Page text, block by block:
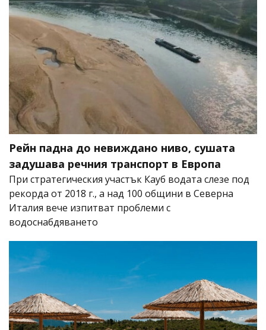
Рейн падна до невиждано ниво, сушата
задушава речния транспорт в Европа
При стратегическия участък Кауб водата слезе под
рекорда от 2018 г., а над 100 общини в Северна
Италия вече изпитват проблеми с
водоснабдяването